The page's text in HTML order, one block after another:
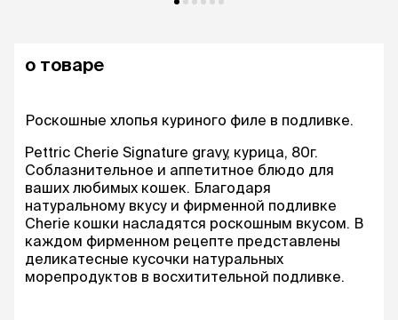
о товаре
Роскошные хлопья куриного филе в подливке.
Pettric Cherie Signature gravy, курица, 80г.
Соблазнительное и аппетитное блюдо для
ваших любимых кошек. Благодаря
натуральному вкусу и фирменной подливке
Cherie кошки насладятся роскошным вкусом. В
каждом фирменном рецепте представлены
деликатесные кусочки натуральных
морепродуктов в восхитительной подливке.